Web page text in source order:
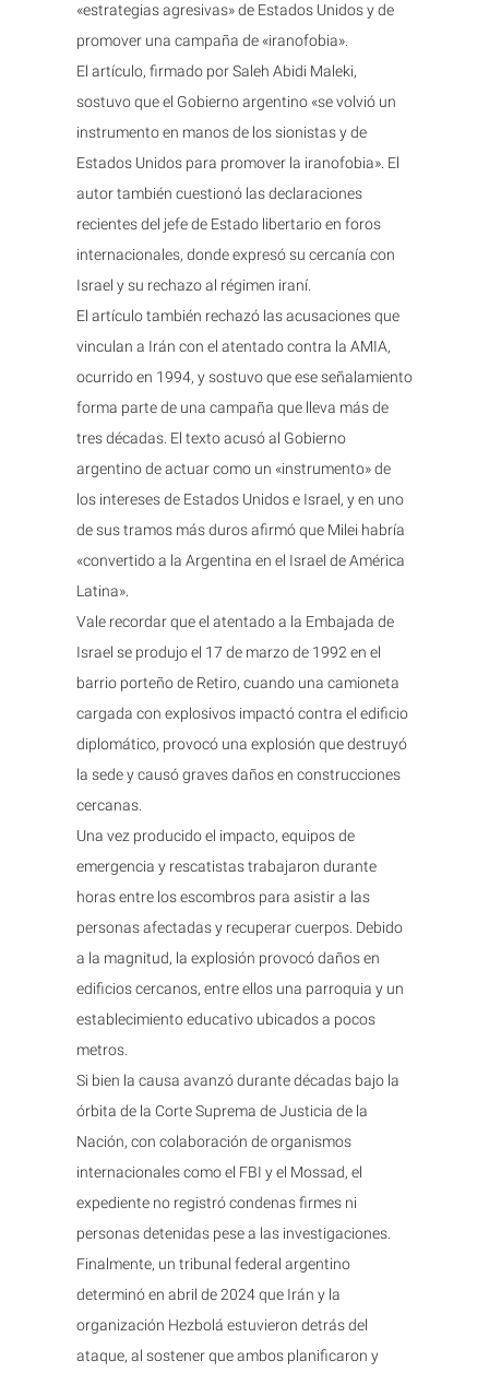
«estrategias agresivas» de Estados Unidos y de
promover una campaña de «iranofobia».
El artículo, firmado por Saleh Abidi Maleki,
sostuvo que el Gobierno argentino «se volvió un
instrumento en manos de los sionistas y de
Estados Unidos para promover la iranofobia». El
autor también cuestionó las declaraciones
recientes del jefe de Estado libertario en foros
internacionales, donde expresó su cercanía con
Israel y su rechazo al régimen iraní.
El artículo también rechazó las acusaciones que
vinculan a Irán con el atentado contra la AMIA,
ocurrido en 1994, y sostuvo que ese señalamiento
forma parte de una campaña que lleva más de
tres décadas. El texto acusó al Gobierno
argentino de actuar como un «instrumento» de
los intereses de Estados Unidos e Israel, y en uno
de sus tramos más duros afirmó que Milei habría
«convertido a la Argentina en el Israel de América
Latina».
Vale recordar que el atentado a la Embajada de
Israel se produjo el 17 de marzo de 1992 en el
barrio porteño de Retiro, cuando una camioneta
cargada con explosivos impactó contra el edificio
diplomático, provocó una explosión que destruyó
la sede y causó graves daños en construcciones
cercanas.
Una vez producido el impacto, equipos de
emergencia y rescatistas trabajaron durante
horas entre los escombros para asistir a las
personas afectadas y recuperar cuerpos. Debido
a la magnitud, la explosión provocó daños en
edificios cercanos, entre ellos una parroquia y un
establecimiento educativo ubicados a pocos
metros.
Si bien la causa avanzó durante décadas bajo la
órbita de la Corte Suprema de Justicia de la
Nación, con colaboración de organismos
internacionales como el FBI y el Mossad, el
expediente no registró condenas firmes ni
personas detenidas pese a las investigaciones.
Finalmente, un tribunal federal argentino
determinó en abril de 2024 que Irán y la
organización Hezbolá estuvieron detrás del
ataque, al sostener que ambos planificaron y